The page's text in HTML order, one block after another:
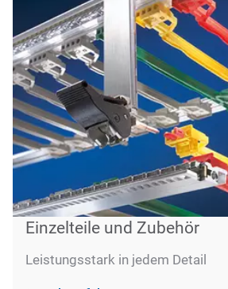
Einzelteile und Zubehör
Leistungsstark in jedem Detail